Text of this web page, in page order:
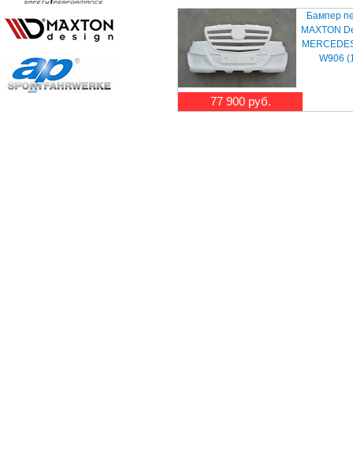
77 900 руб.
Бампер
MAXTON
W906